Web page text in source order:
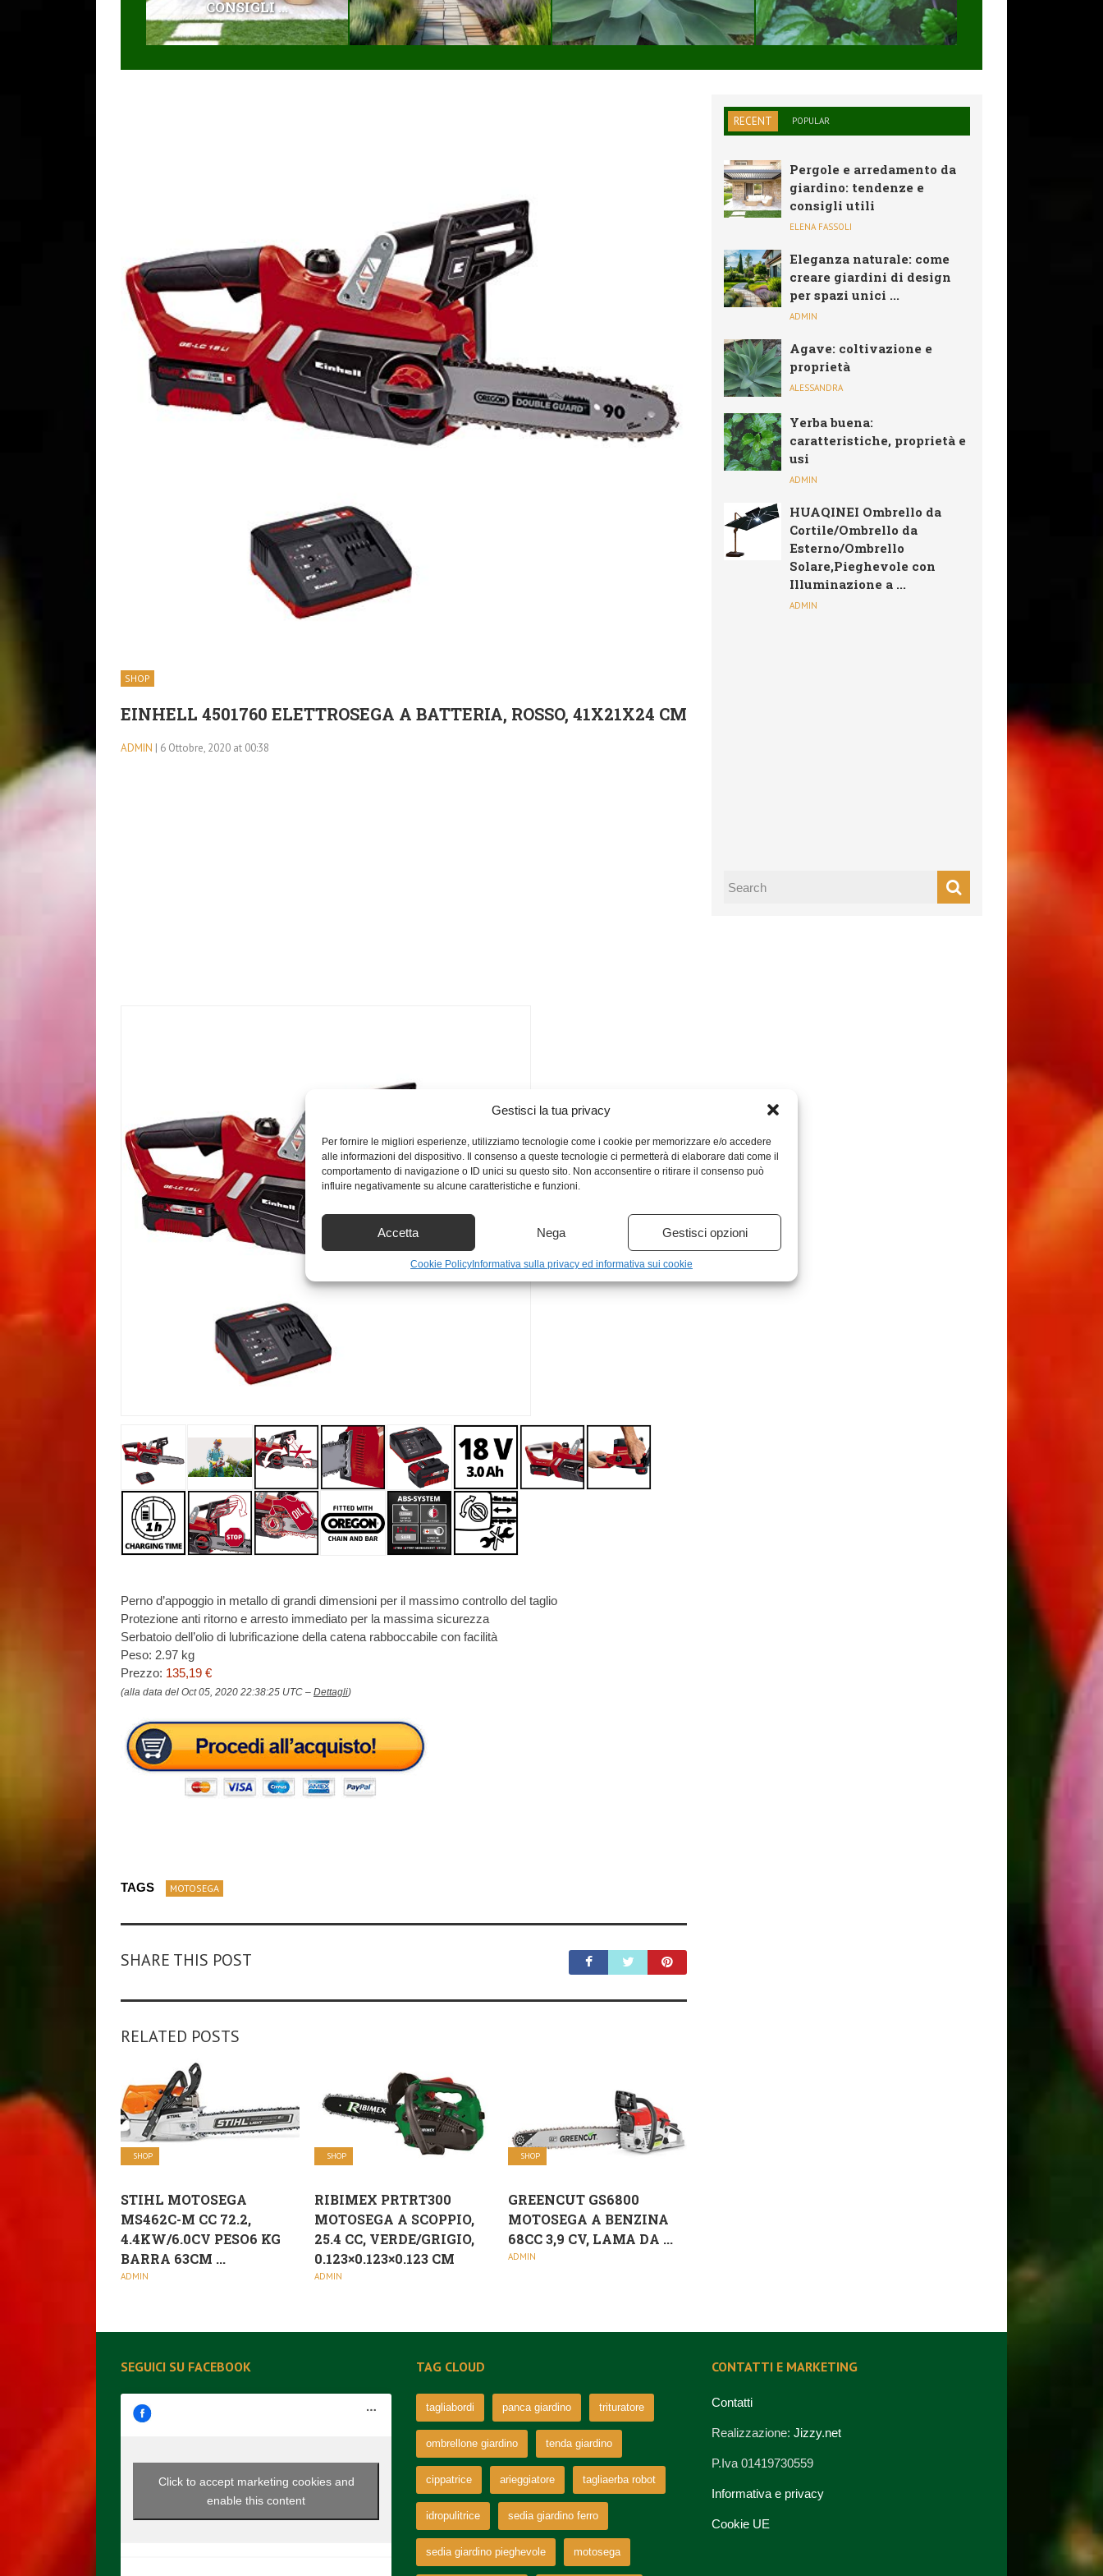
Gestisci la tua privacy
Per fornire le migliori esperienze, utilizziamo tecnologie come i cookie per memorizzare e/o accedere
alle informazioni del dispositivo. Il consenso a queste tecnologie ci permetterà di elaborare dati come il
comportamento di navigazione o ID unici su questo sito. Non acconsentire o ritirare il consenso può
influire negativamente su alcune caratteristiche e funzioni.
Accetta Nega Gestisci opzioni
Cookie PolicyInformativa sulla privacy ed informativa sui cookie
CONSIGLI ...
SHOP
EINHELL 4501760 ELETTROSEGA A BATTERIA, ROSSO, 41X21X24 CM
ADMIN | 6 Ottobre, 2020 at 00:38
Perno d’appoggio in metallo di grandi dimensioni per il massimo controllo del taglio
Protezione anti ritorno e arresto immediato per la massima sicurezza
Serbatoio dell’olio di lubrificazione della catena rabboccabile con facilità
Peso: 2.97 kg
Prezzo: 135,19 €
(alla data del Oct 05, 2020 22:38:25 UTC – Dettagli)
TAGS MOTOSEGA
SHARE THIS POST
RELATED POSTS
SHOP
STIHL MOTOSEGA
MS462C-M CC 72.2,
4.4KW/6.0CV PESO6 KG
BARRA 63CM ...
ADMIN
SHOP
RIBIMEX PRTRT300
MOTOSEGA A SCOPPIO,
25.4 CC, VERDE/GRIGIO,
0.123×0.123×0.123 CM
ADMIN
SHOP
GREENCUT GS6800
MOTOSEGA A BENZINA
68CC 3,9 CV, LAMA DA ...
ADMIN
RECENT POPULAR
Pergole e arredamento da
giardino: tendenze e
consigli utili
ELENA FASSOLI
Eleganza naturale: come
creare giardini di design
per spazi unici ...
ADMIN
Agave: coltivazione e
proprietà
ALESSANDRA
Yerba buena:
caratteristiche, proprietà e
usi
ADMIN
HUAQINEI Ombrello da
Cortile/Ombrello da
Esterno/Ombrello
Solare,Pieghevole con
Illuminazione a ...
ADMIN
SEGUICI SU FACEBOOK
Click to accept marketing cookies and
enable this content
TAG CLOUD
tagliabordi panca giardino trituratore
ombrellone giardino tenda giardino
cippatrice arieggiatore tagliaerba robot
idropulitrice sedia giardino ferro
sedia giardino pieghevole motosega
CONTATTI E MARKETING
Contatti
Realizzazione: Jizzy.net
P.Iva 01419730559
Informativa e privacy
Cookie UE